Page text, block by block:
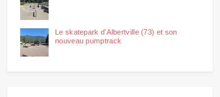
Le skatepark d'Albertville (73) et son
nouveau pumptrack